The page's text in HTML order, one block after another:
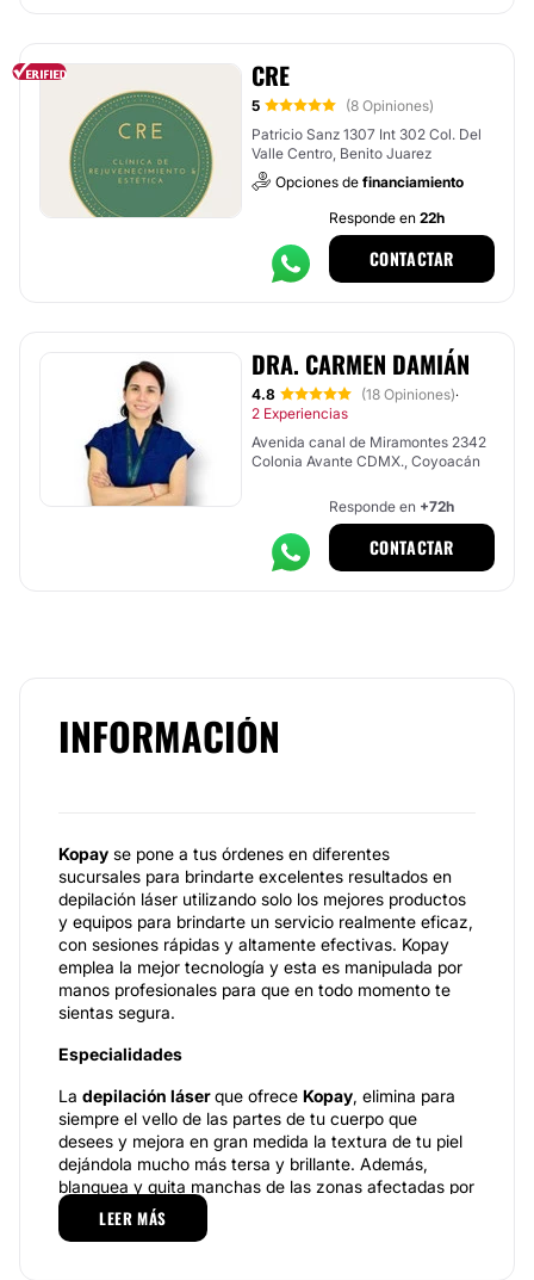
CRE
5
(8 Opiniones)
Patricio Sanz 1307 Int 302 Col. Del
Valle Centro, Benito Juarez
Opciones de financiamiento
Responde en 22h
CONTACTAR
DRA. CARMEN DAMIÁN
4.8 (18 Opiniones)·
2 Experiencias
Avenida canal de Miramontes 2342
Colonia Avante CDMX., Coyoacán
Responde en +72h
CONTACTAR
INFORMACIÓN
Kopay se pone a tus órdenes en diferentes
sucursales para brindarte excelentes resultados en
depilación láser utilizando solo los mejores productos
y equipos para brindarte un servicio realmente eficaz,
con sesiones rápidas y altamente efectivas. Kopay
emplea la mejor tecnología y esta es manipulada por
manos profesionales para que en todo momento te
sientas segura.
Especialidades
La depilación láserque ofrece Kopay, elimina para
siempre el vello de las partes de tu cuerpo que
desees y mejora en gran medida la textura de tu piel
dejándola mucho más tersa y brillante. Además,
blanquea y quita manchas de las zonas afectadas por
otros métodos de depilación. El láser que se utiliza
tiene una gran longitud de onda lo que ayuda a que
LEER MÁS